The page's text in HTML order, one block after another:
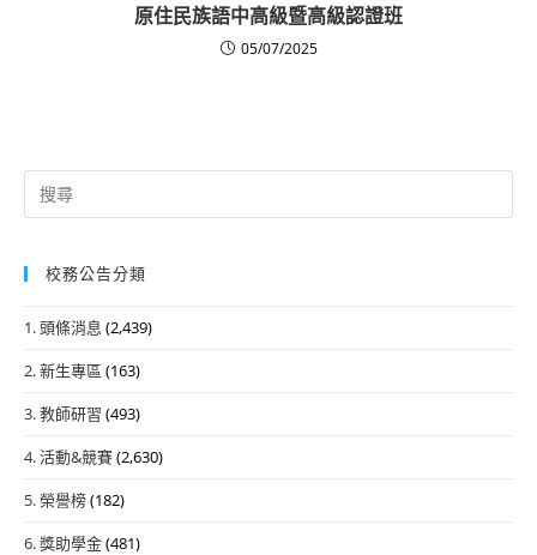
原住民族語中高級暨高級認證班
05/07/2025
Search
for:
校務公告分類
1. 頭條消息 (2,439)
2. 新生專區 (163)
3. 教師研習 (493)
4. 活動&競賽(2,630)
5. 榮譽榜(182)
6. 獎助學金(481)